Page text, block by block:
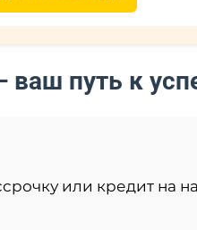
путь к
или кредит на